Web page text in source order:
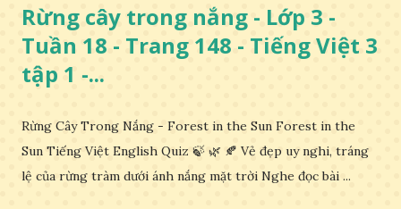
Rừng cây trong nắng - Lớp 3 -
Tuần 18 - Trang 148 - Tiếng Việt 3
tập 1 -...
Rừng Cây Trong Nắng - Forest in the Sun Forest in the
Sun Tiếng Việt English Quiz 🍃 🌿 🍂 Vẻ đẹp uy nghi, tráng
lệ của rừng tràm dưới ánh nắng mặt trời Nghe đọc bài ...